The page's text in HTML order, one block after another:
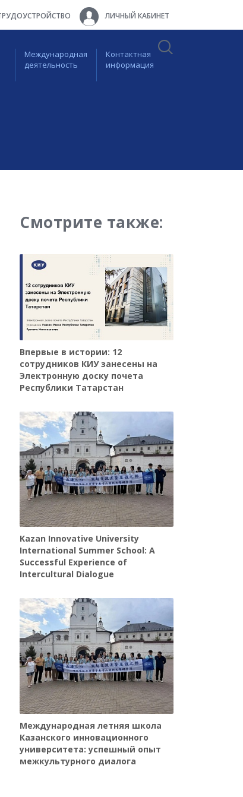
ЛИЧНЫЙ КАБИНЕТ
Международная
деятельность
Контактная
информация
Смотрите также:
Впервые в истории: 12
сотрудников КИУ занесены на
Электронную доску почета
Республики Татарстан
Kazan Innovative University
International Summer School: A
Successful Experience of
Intercultural Dialogue
Международная летняя школа
Казанского инновационного
университета: успешный опыт
межкультурного диалога